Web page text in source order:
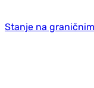
Stanje na